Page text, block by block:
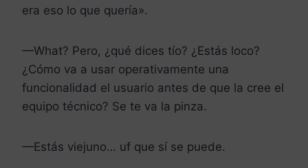
era eso lo que quería».
—What? Pero, ¿qué dices tío? ¿Estás loco?
¿Cómo va a usar operativamente una
funcionalidad el usuario antes de que la cree el
equipo técnico? Se te va la pinza.
—Estás viejuno… uf que sí se puede.